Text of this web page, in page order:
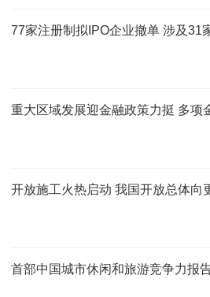
77家注册制拟IPO企业撤单 涉及31
重大区域发展迎金融政策力挺 多项
开放施工火热启动 我国开放总体向
首部中国城市休闲和旅游竞争力报